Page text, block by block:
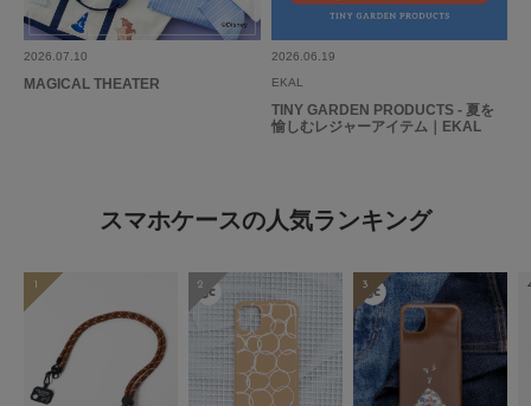
今使っていたストラップがボロボロなので夏ぽいカラーのストラップに買い
換えましたしっかりしていて色もお気に入りです。
とじる
2026.07.10
MAGICAL THEATER
2026.06.19
EKAL
TINY GARDEN PRODUCTS - 夏を
愉しむレジャーアイテム｜EKAL
スマホケースの人気ランキング
1 2 3